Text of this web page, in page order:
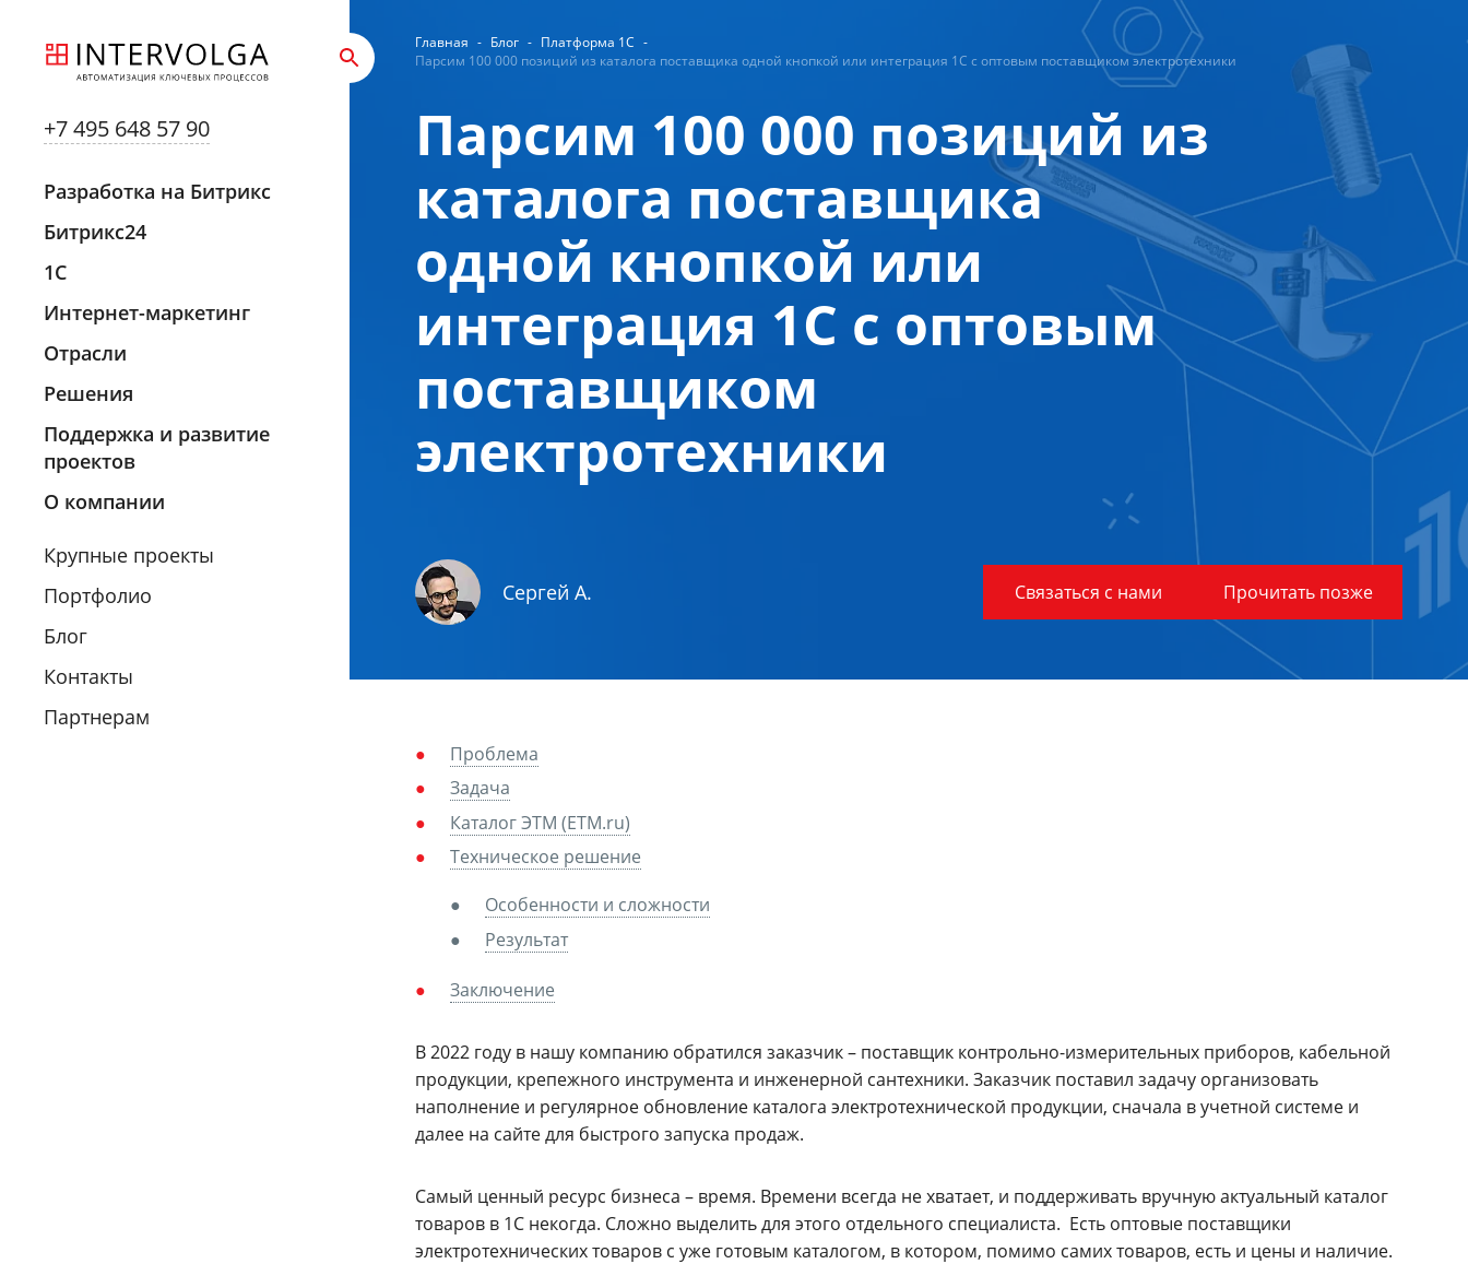
+7 495 648 57 90
Разработка на Битрикс
Битрикс24
1С
Интернет-маркетинг
Отрасли
Решения
Поддержка и развитие
проектов
О компании
Крупные проекты
Портфолио
Блог
Контакты
Партнерам
Главная - Блог - Платформа 1С -
Парсим 100 000 позиций из каталога поставщика одной кнопкой или интеграция 1С с оптовым поставщиком электротехники
Парсим 100 000 позиций из
каталога поставщика
одной кнопкой или
интеграция 1С с оптовым
поставщиком
электротехники
Сергей А. Связаться с нами Прочитать позже
Проблема
Задача
Каталог ЭТМ (ETM.ru)
Техническое решение
Особенности и сложности
Результат
Заключение
В 2022 году в нашу компанию обратился заказчик – поставщик контрольно-измерительных приборов, кабельной
продукции, крепежного инструмента и инженерной сантехники. Заказчик поставил задачу организовать
наполнение и регулярное обновление каталога электротехнической продукции, сначала в учетной системе и
далее на сайте для быстрого запуска продаж.
Самый ценный ресурс бизнеса – время. Времени всегда не хватает, и поддерживать вручную актуальный каталог
товаров в 1С некогда. Сложно выделить для этого отдельного специалиста. Есть оптовые поставщики
электротехнических товаров с уже готовым каталогом, в котором, помимо самих товаров, есть и цены и наличие.